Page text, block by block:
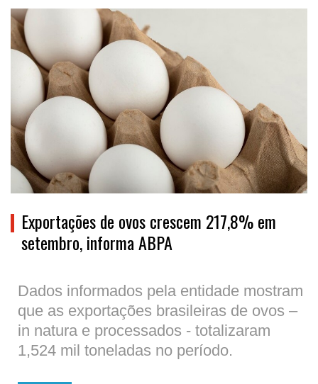
Exportações de ovos crescem 217,8% em
setembro, informa ABPA
Dados informados pela entidade mostram
que as exportações brasileiras de ovos –
in natura e processados - totalizaram
1,524 mil toneladas no período.